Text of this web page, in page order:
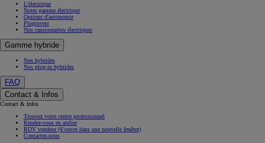
L'électrique
Notre gamme électrique
Options d'autonomie
Pluginvest
Nos camionnettes électriques
Gamme hybride
Nos hybrides
Nos plug-in hybrides
FAQ
Contact & Infos
Contact & Infos
Trouvez votre centre professionnel
Rendez-vous en atelier
RDV vendeur(S'ouvre dans une nouvelle fenêtre)
Contactez-nous